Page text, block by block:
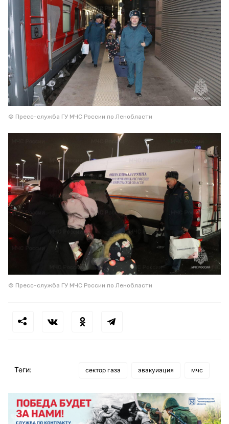
© Пресс-служба ГУ МЧС России по Ленобласти
© Пресс-служба ГУ МЧС России по Ленобласти
Теги: сектор газа эвакуиация мчс